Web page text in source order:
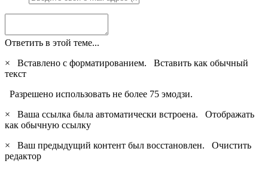
Ответить в этой теме...
×
Вставлено с форматированием. Вставить как обычный
текст
Разрешено использовать не более 75 эмодзи.
×
Ваша ссылка была автоматически встроена. Отображать
как обычную ссылку
×
Ваш предыдущий контент был восстановлен. Очистить
редактор